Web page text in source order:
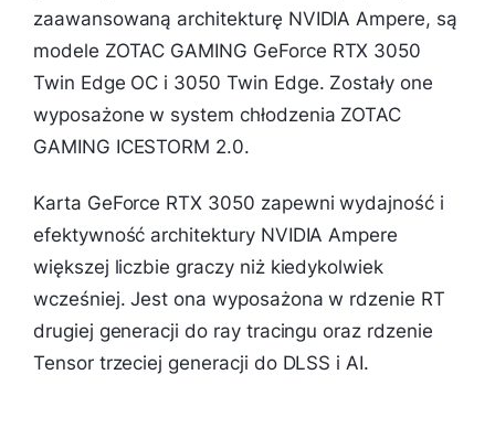
zaawansowaną architekturę NVIDIA Ampere, są
modele ZOTAC GAMING GeForce RTX 3050
Twin Edge OC i 3050 Twin Edge. Zostały one
wyposażone w system chłodzenia ZOTAC
GAMING ICESTORM 2.0.
Karta GeForce RTX 3050 zapewni wydajność i
efektywność architektury NVIDIA Ampere
większej liczbie graczy niż kiedykolwiek
wcześniej. Jest ona wyposażona w rdzenie RT
drugiej generacji do ray tracingu oraz rdzenie
Tensor trzeciej generacji do DLSS i AI.